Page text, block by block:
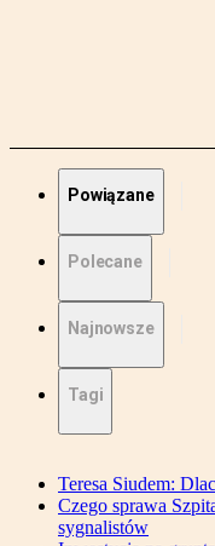
Powiązane
Polecane
Najnowsze
Tagi
Teresa Siudem:
Czego sprawa
sygnalistów